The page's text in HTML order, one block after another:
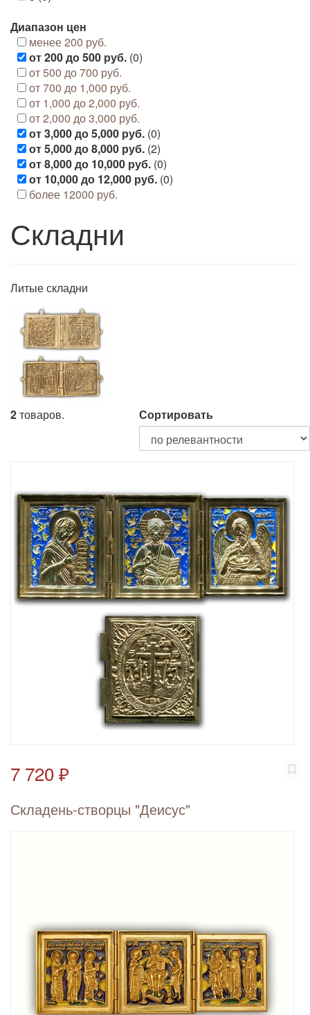
Диапазон цен
менее 200 руб.
от 200 до 500 руб. (0)
от 500 до 700 руб.
от 700 до 1,000 руб.
от 1,000 до 2,000 руб.
от 2,000 до 3,000 руб.
от 3,000 до 5,000 руб. (0)
от 5,000 до 8,000 руб. (2)
от 8,000 до 10,000 руб. (0)
от 10,000 до 12,000 руб. (0)
более 12000 руб.
Складни
Литые складни
2товаров. Сортировать
7 720 ₽
Складень-створцы "Деисус"